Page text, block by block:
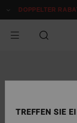
zur
springen
DOPPELTER
TREFFEN SIE